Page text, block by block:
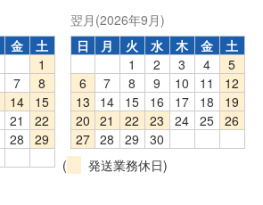
金
土
1
7
8
14
15
21
22
28
29
翌月(2026年9月)
日
月 火 水 木 金
土
1
2 3 4
5
6
7 8 9 10 11
12
13
14 15 16 17 18
19
20
21 22 23 24 25
26
27 28 29
30
(
発送業務休日)